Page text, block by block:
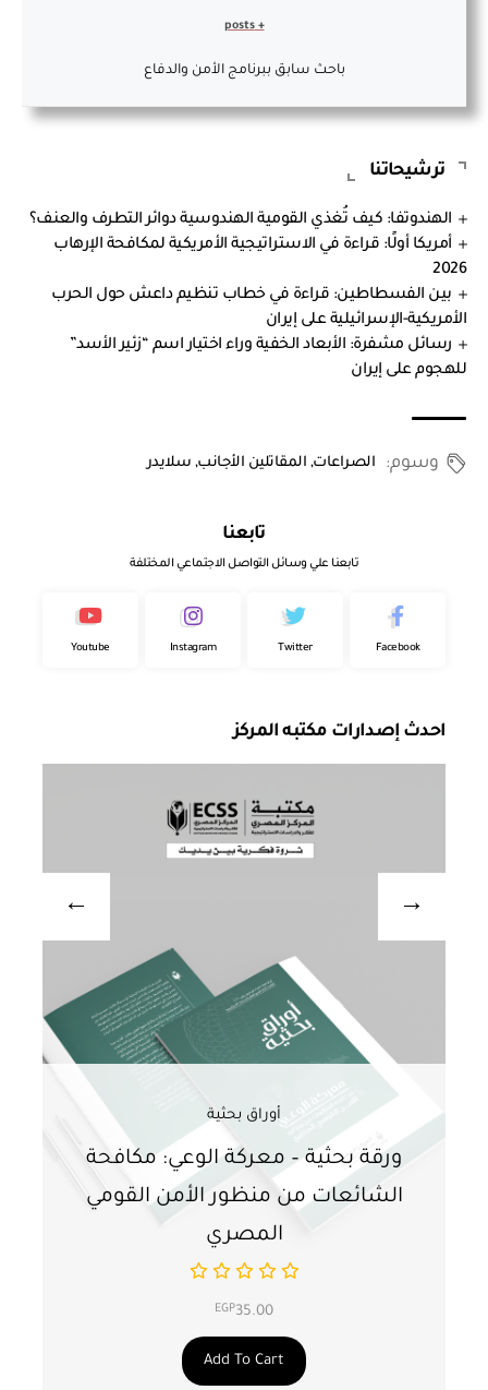
باحث سابق ببرنامج الأمن والدفاع
ترشيحاتنا
الهندوتفا: كيف تُغذي القومية الهندوسية دوائر التطرف والعنف؟
أمريكا أولًا: قراءة في الاستراتيجية الأمريكية لمكافحة الإرهاب
2026
بين الفسطاطين: قراءة في خطاب تنظيم داعش حول الحرب
الأمريكية-الإسرائيلية على إيران
رسائل مشفرة: الأبعاد الخفية وراء اختيار اسم “زئير الأسد”
للهجوم على إيران
وسوم: الصراعات,المقاتلين الأجانب,سلايدر
تابعنا
تابعنا علي وسائل التواصل الاجتماعي المختلفة
Facebook
Twitter
Instagram
Youtube
احدث إصدارات مكتبه المركز
أوراق بحثية
ورقة بحثية – معركة الوعي: مكافحة
الشائعات من منظور الأمن القومي
المصري
EGP35.00
Add To Cart